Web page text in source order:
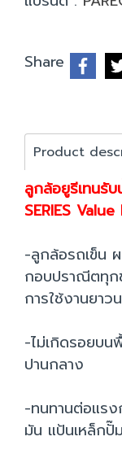
Share
Product
ลูกล้อยูรีเทนรั
SERIES Value
-ลูกล้อรถเข็น
กอบปราณีตทุก
การใช้งานยาว
-ไม่เกิดรอยบ
ปานกลาง
-ทนทานต่อแรง
มัน แป้นเหล็กปั๊